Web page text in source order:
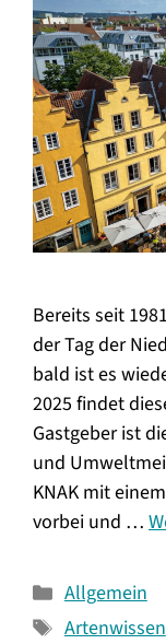
Bereits seit
der Tag der
bald ist es
2025 findet
Gastgeber ist
und
KNAK mit
vorbei und …
Kategorien
Allgemein
Artenwissen